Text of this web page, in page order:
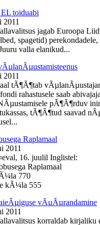
EL toiduabi
2011
jagab Euroopa
spagetid)
valla elanikud...
2011
tÃ¶Ã¶tab
rahastusele saab
pÃ¶Ã¶rduv
tÃ¶Ã¶tud saavad
Raplamaal
2011
16. juulil Inglistel:
Raplamaal
770
kÃ¼la 555
vÃµÃµrandamine
2011
korraldab kirjaliku